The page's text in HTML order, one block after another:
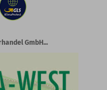
GmbH...